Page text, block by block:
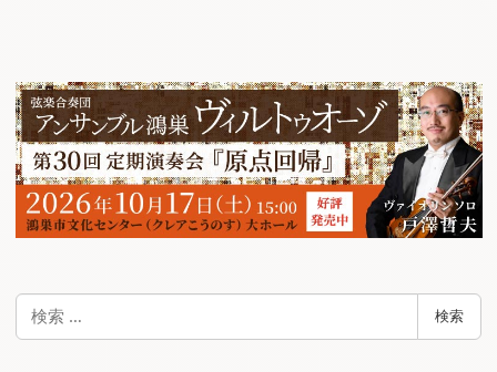
検
検索